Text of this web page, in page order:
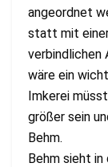
angeordnet
statt mit
verbindlichen
wäre ein
Imkerei
größer sein
Behm.
Behm sieht